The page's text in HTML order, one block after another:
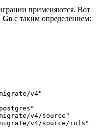
применяются. Вот
Go с таким определением:
v4"
v4/source"
v4/source/iofs"